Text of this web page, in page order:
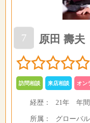
7
原田 壽夫
訪問相談 来店相談 オン
経歴： 21年年間
所属： グローバ